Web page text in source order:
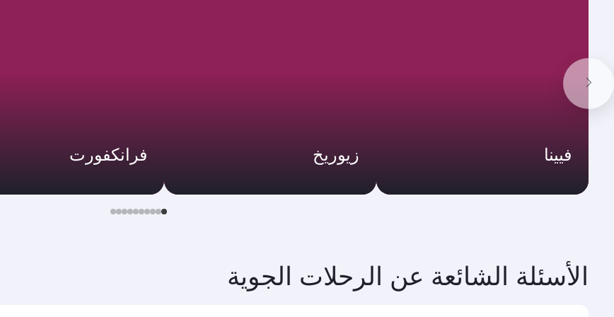
فيينا زيوريخ فرانكفورت
الأسئلة الشائعة عن الرحلات الجوية